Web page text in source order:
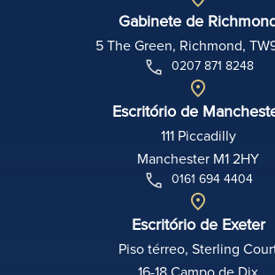
Gabinete de
5 The Green, Richmond,
0207 871 8248
Escritório de
111 Piccadilly
Manchester M1 2HY
0161 694 4404
Escritório de Exeter
Piso térreo, Sterling